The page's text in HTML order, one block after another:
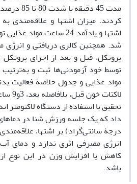
مدت 45
کردند. میزان اشتها و علاقه‌مندی
اشتها و یادآمد 24 ساعت
شد. همچنین کالری دریافتی و
پروتکل، قبل و بعد از اجرای
توسط خود آزمودنی‌ها ثبت و به‌ترتیب
مواد غذایی و جدول خلاصۀ فعالیت
تحقیق با استفاده از دستگاه لاکتومتر
درجۀ سانتی‌گراد) بر اشتها،
انرژی مصرفی اثری ندارد و دمای آب
کاهش یا افزایش وزن در این نوع
باشد.